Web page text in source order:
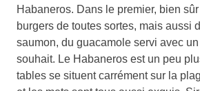
Habaneros. Dans le premier, bien
burgers de toutes sortes, mais aussi
saumon, du guacamole servi avec
souhait. Le Habaneros est un peu
tables se situent carrément sur la